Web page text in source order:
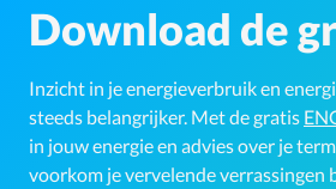
Download de
Inzicht in je energieverbruik en
steeds belangrijker. Met de gratis
in jouw energie en advies over je
voorkom je vervelende verrassingen